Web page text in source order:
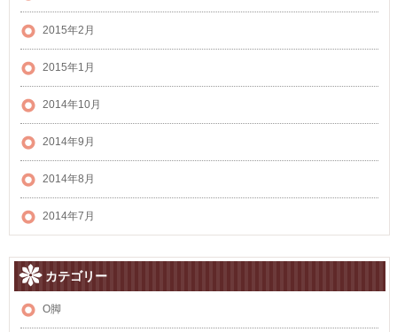
2015年2月
2015年1月
2014年10月
2014年9月
2014年8月
2014年7月
カテゴリー
O脚